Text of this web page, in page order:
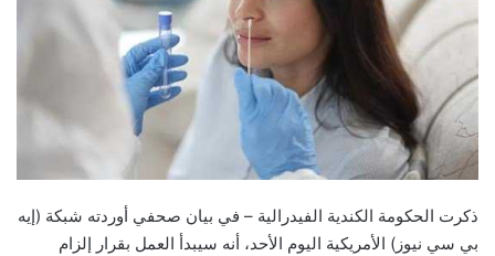
ذكرت الحكومة الكندية الفيدرالية – في بيان صحفي أوردته شبكة (إيه
بي سي نيوز) الأمريكية اليوم الأحد، أنه سيبدأ العمل بقرار إلزام